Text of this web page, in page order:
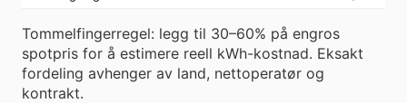
Tommelfingerregel: legg til 30–60% på engros
spotpris for å estimere reell kWh-kostnad. Eksakt
fordeling avhenger av land, nettoperatør og
kontrakt.